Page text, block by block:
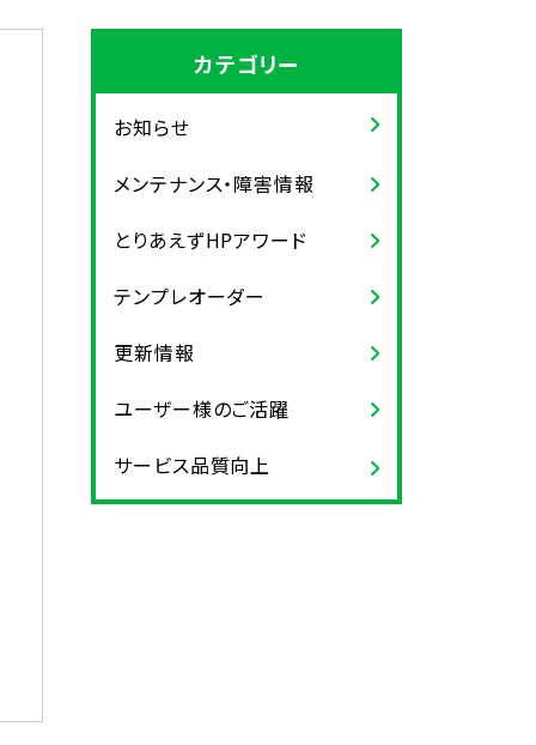
カテゴリー
お知らせ
メンテナンス・障害情報
とりあえずHPアワード
テンプレオーダー
更新情報
ユーザー様のご活躍
サービス品質向上